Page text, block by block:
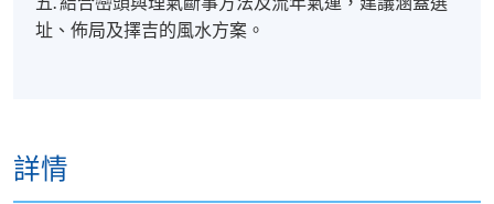
址、佈局及擇吉的風水方案。
詳情